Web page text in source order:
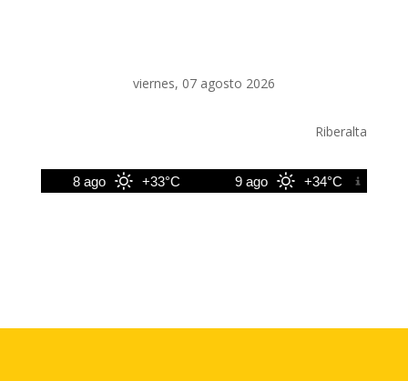
viernes, 07 agosto 2026
Riberalta
8 ago +33°C 9 ago +34°C